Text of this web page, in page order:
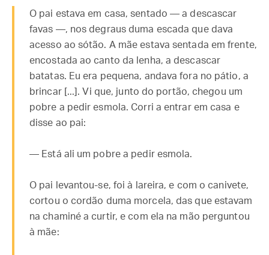
O pai estava em casa, sentado — a descascar
favas —, nos degraus duma escada que dava
acesso ao sótão. A mãe estava sentada em frente,
encostada ao canto da lenha, a descascar
batatas. Eu era pequena, andava fora no pátio, a
brincar [...]. Vi que, junto do portão, chegou um
pobre a pedir esmola. Corri a entrar em casa e
disse ao pai:
— Está ali um pobre a pedir esmola.
O pai levantou-se, foi à lareira, e com o canivete,
cortou o cordão duma morcela, das que estavam
na chaminé a curtir, e com ela na mão perguntou
à mãe: